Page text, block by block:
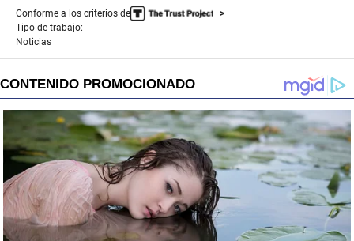
Conforme a los criterios de
Tipo de trabajo:
Noticias